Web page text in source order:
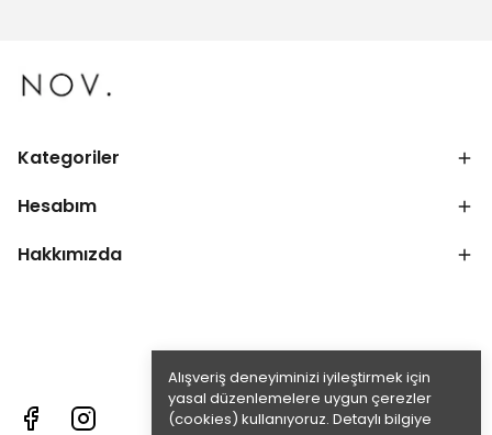
Alışveriş deneyiminizi iyileştirmek için
yasal düzenlemelere uygun çerezler
(cookies) kullanıyoruz. Detaylı bilgiye
Kategoriler
Hesabım
Hakkımızda